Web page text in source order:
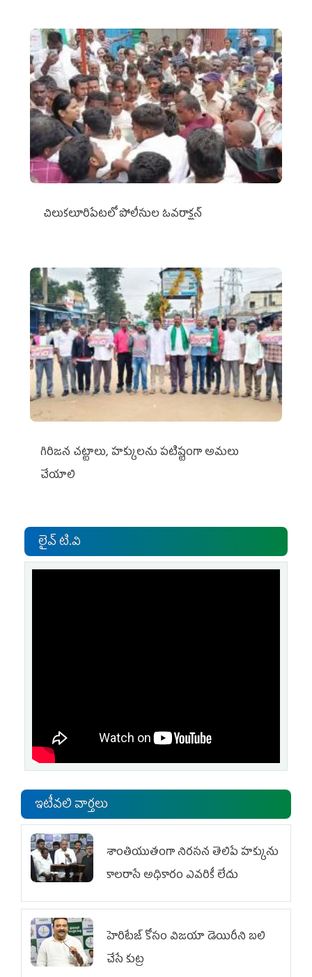
చిలుక‌లూరిపేట‌లో పోలీసుల ఓవ‌రాక్ష‌న్‌
గిరిజన చట్టాలు, హక్కులను పటిష్టంగా అమలు
చేయాలి
లైవ్ టి.వి
ఇటీవలి వార్తలు
శాంతియుతంగా నిరసన తెలిపే హక్కును
కాలరాసే అధికారం ఎవరికీ లేదు
హెరిటేజ్ కోసం విజయా డెయిరీని బలి
చేసే కుట్ర‌